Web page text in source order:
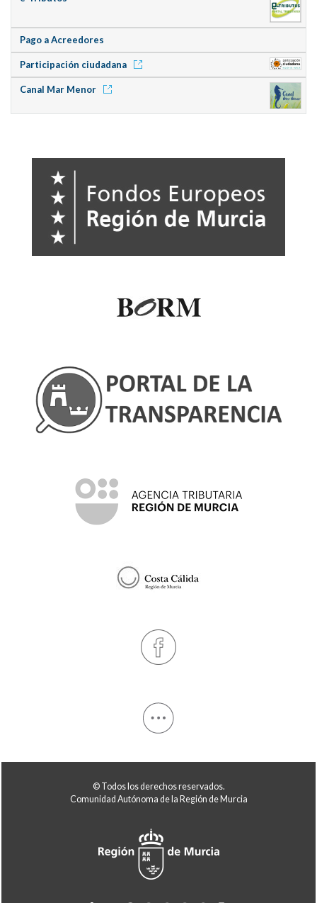
Pago a Acreedores
Participación ciudadana
Canal Mar Menor
© Todos los derechos reservados.
Comunidad Autónoma de la Región de Murcia